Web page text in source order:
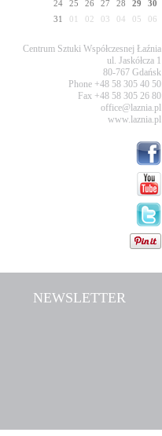
24
25 26 27 28 29
30
31
01 02 03 04 05 06
Centrum Sztuki Współczesnej Łaźnia
ul. Jaskółcza 1
80-767 Gdańsk
Phone +48 58 305 40 50
Fax +48 58 305 26 80
office@laznia.pl
www.laznia.pl
NEWSLETTER